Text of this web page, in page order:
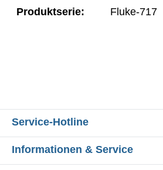
Produktserie: Fluke-717
Service-Hotline
Informationen & Service